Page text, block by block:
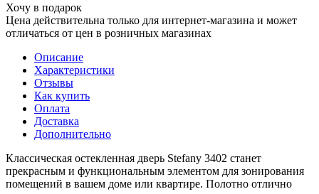
Хочу в подарок
Цена действительна только для интернет-магазина и может
отличаться от цен в розничных магазинах
Описание
Характеристики
Отзывы
Как купить
Оплата
Доставка
Дополнительно
Классическая остекленная дверь Stefany 3402 станет
прекрасным и функциональным элементом для зонирования
помещений в вашем доме или квартире. Полотно отлично